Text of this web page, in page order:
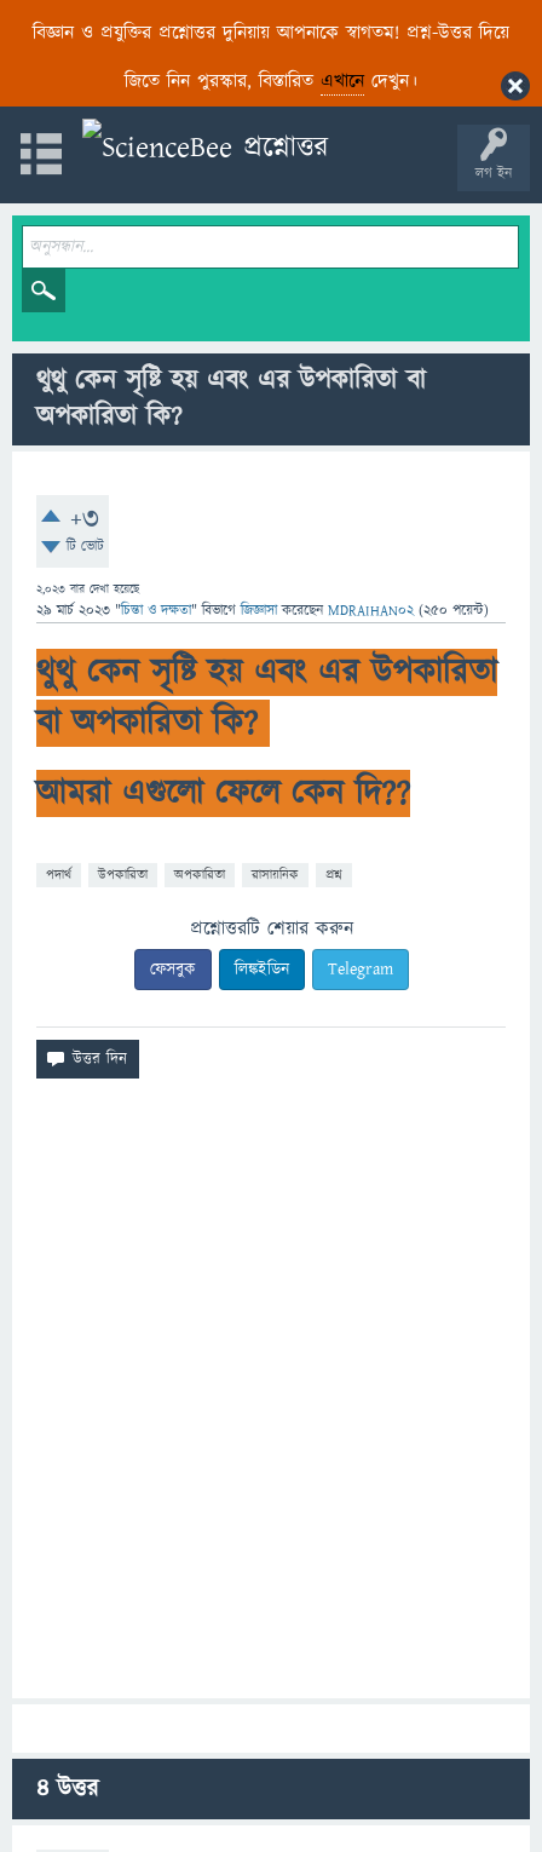
বিজ্ঞান ও প্রযুক্তির প্রশ্নোত্তর দুনিয়ায় আপনাকে স্বাগতম! প্রশ্ন-উত্তর দিয়ে
জিতে নিন পুরস্কার, বিস্তারিত এখানেদেখুন।
লগ ইন
থুথু কেন সৃষ্টি হয় এবং এর উপকারিতা বা
অপকারিতা কি?
+3
টি ভোট
2,023 বার দেখা হয়েছে
29 মার্চ 2023 "চিন্তা ও দক্ষতা" বিভাগে জিজ্ঞাসাকরেছেনMDRAIHAN02 (250 পয়েন্ট)
থুথু কেন সৃষ্টি হয় এবং এর উপকারিতা
বা অপকারিতা কি?
আমরা এগুলো ফেলে কেন দি??
পদার্থ উপকারিতা অপকারিতা রাসায়নিক প্রশ্ন
প্রশ্নোত্তরটি শেয়ার করুন
ফেসবুক লিঙ্কইডিন Telegram
4উত্তর